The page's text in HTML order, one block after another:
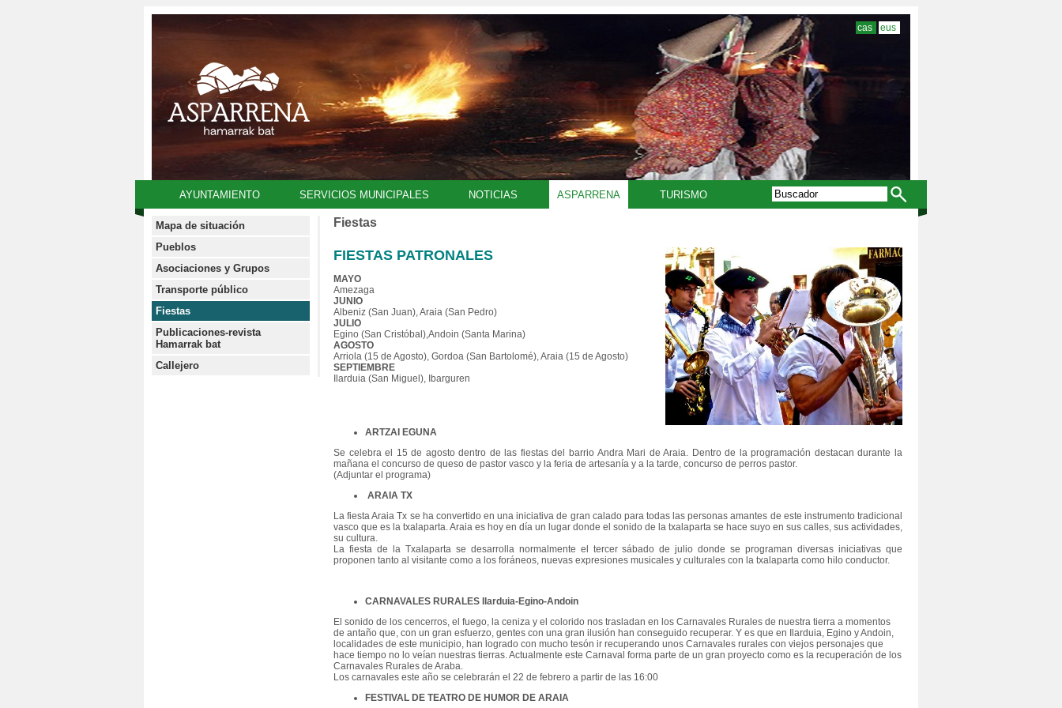
AYUNTAMIENTO SERVICIOS MUNICIPALES NOTICIAS ASPARRENA TURISMO
cas eus
Mapa de situación
Pueblos
Asociaciones y Grupos
Transporte público
Fiestas
Publicaciones-revista
Hamarrak bat
Callejero
Fiestas
FIESTAS PATRONALES
MAYO
Amezaga
JUNIO
Albeniz (San Juan), Araia (San Pedro)
JULIO
Egino (San Cristóbal),Andoin (Santa Marina)
AGOSTO
Arriola (15 de Agosto), Gordoa (San Bartolomé), Araia (15 de Agosto)
SEPTIEMBRE
Ilarduia (San Miguel), Ibarguren
ARTZAI EGUNA
Se celebra el 15 de agosto dentro de las fiestas del barrio Andra Mari de Araia. Dentro de la programación destacan durante la
mañana el concurso de queso de pastor vasco y la feria de artesanía y a la tarde, concurso de perros pastor.
(Adjuntar el programa)
ARAIA TX
La fiesta Araia Tx se ha convertido en una iniciativa de gran calado para todas las personas amantes de este instrumento tradicional
vasco que es la txalaparta. Araia es hoy en día un lugar donde el sonido de la txalaparta se hace suyo en sus calles, sus actividades,
su cultura.
La fiesta de la Txalaparta se desarrolla normalmente el tercer sábado de julio donde se programan diversas iniciativas que
proponen tanto al visitante como a los foráneos, nuevas expresiones musicales y culturales con la txalaparta como hilo conductor.
CARNAVALES RURALES Ilarduia-Egino-Andoin
El sonido de los cencerros, el fuego, la ceniza y el colorido nos trasladan en los Carnavales Rurales de nuestra tierra a momentos
de antaño que, con un gran esfuerzo, gentes con una gran ilusión han conseguido recuperar. Y es que en Ilarduia, Egino y Andoin,
localidades de este municipio, han logrado con mucho tesón ir recuperando unos Carnavales rurales con viejos personajes que
hace tiempo no lo veían nuestras tierras. Actualmente este Carnaval forma parte de un gran proyecto como es la recuperación de los
Carnavales Rurales de Araba.
Los carnavales este año se celebrarán el 22 de febrero a partir de las 16:00
FESTIVAL DE TEATRO DE HUMOR DE ARAIA